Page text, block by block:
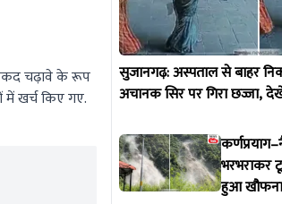
नकद चढ़ावे के रूप
में खर्च किए गए.
सुजानगढ़: अस्पताल से बाहर
अचानक सिर पर गिरा छज्जा,
भरभराकर
हुआ